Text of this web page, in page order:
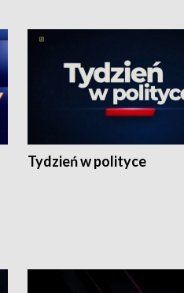
Tydzień w polityce